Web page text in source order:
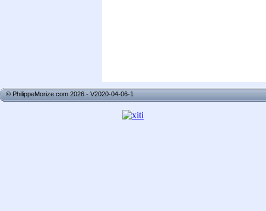
© PhilippeMorize.com 2026 - V2020-04-06-1